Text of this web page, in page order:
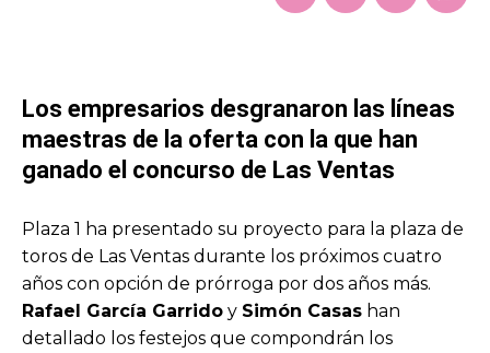
Los empresarios desgranaron las líneas
maestras de la oferta con la que han
ganado el concurso de Las Ventas
Plaza 1 ha presentado su proyecto para la plaza de
toros de Las Ventas durante los próximos cuatro
años con opción de prórroga por dos años más.
Rafael García Garrido y Simón Casas han
detallado los festejos que compondrán los